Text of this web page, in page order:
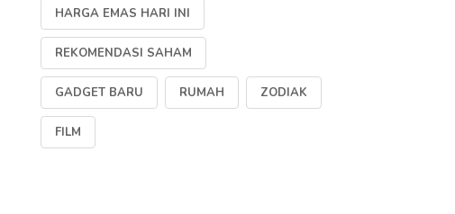
HARGA EMAS HARI INI
REKOMENDASI SAHAM
GADGET BARU RUMAH ZODIAK
FILM